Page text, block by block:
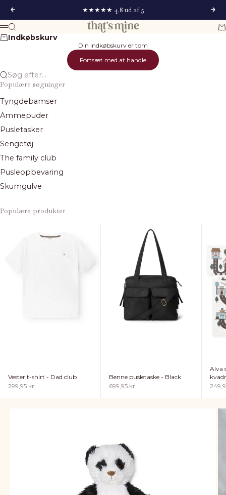
Forrige
★★★★★ 4.8 ud af 5
That's Mine
Menu
Søg
Indkøbskurv
Din indkøbskurv er tom
Fortsæt med at handle
Søg efter...
Populære søgninger
Tyngdebamser
Ammepuder
Pusletasker
Sengetøj
The family club
Pusleopbevaring
Skumgulve
Populære produkter
Vester t-shirt - Dad club
Salgspris
299,95 kr
Benne pusletaske - Black
Salgspris
699,95 kr
Alva